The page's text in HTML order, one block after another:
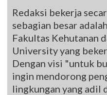
Redaksi bekerja
sebagian besar
Fakultas Kehutanan
University yang
Dengan visi "untuk
ingin mendorong
lingkungan yang adil